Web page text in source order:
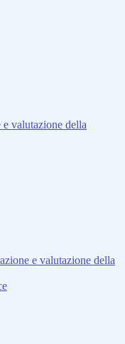
valutazione della
e valutazione della